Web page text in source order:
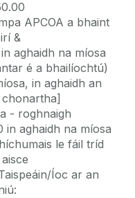
APCOA a bhaint
&
aghaidh na míosa
é a bhailíochtú)
in aghaidh an
- roghnaigh
in aghaidh na míosa
le fáil tríd
Íoc ar an